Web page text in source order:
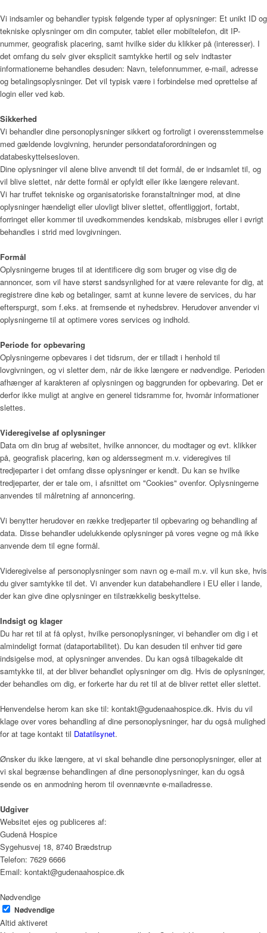
Kontakt
Menu
Vi indsamler og behandler typisk følgende typer af oplysninger: Et unikt ID og
tekniske oplysninger om din computer, tablet eller mobiltelefon, dit IP-
nummer, geografisk placering, samt hvilke sider du klikker på (interesser). I
det omfang du selv giver eksplicit samtykke hertil og selv indtaster
informationerne behandles desuden: Navn, telefonnummer, e-mail, adresse
og betalingsoplysninger. Det vil typisk være i forbindelse med oprettelse af
login eller ved køb.
Sikkerhed
Vi behandler dine personoplysninger sikkert og fortroligt i overensstemmelse
med gældende lovgivning, herunder persondataforordningen og
databeskyttelsesloven.
Dine oplysninger vil alene blive anvendt til det formål, de er indsamlet til, og
vil blive slettet, når dette formål er opfyldt eller ikke længere relevant.
Vi har truffet tekniske og organisatoriske foranstaltninger mod, at dine
oplysninger hændeligt eller ulovligt bliver slettet, offentliggjort, fortabt,
forringet eller kommer til uvedkommendes kendskab, misbruges eller i øvrigt
behandles i strid med lovgivningen.
Formål
Oplysningerne bruges til at identificere dig som bruger og vise dig de
annoncer, som vil have størst sandsynlighed for at være relevante for dig, at
registrere dine køb og betalinger, samt at kunne levere de services, du har
efterspurgt, som f.eks. at fremsende et nyhedsbrev. Herudover anvender vi
oplysningerne til at optimere vores services og indhold.
Periode for opbevaring
Oplysningerne opbevares i det tidsrum, der er tilladt i henhold til
lovgivningen, og vi sletter dem, når de ikke længere er nødvendige. Perioden
afhænger af karakteren af oplysningen og baggrunden for opbevaring. Det er
derfor ikke muligt at angive en generel tidsramme for, hvornår informationer
slettes.
Videregivelse af oplysninger
Data om din brug af websitet, hvilke annoncer, du modtager og evt. klikker
på, geografisk placering, køn og alderssegment m.v. videregives til
tredjeparter i det omfang disse oplysninger er kendt. Du kan se hvilke
tredjeparter, der er tale om, i afsnittet om "Cookies" ovenfor. Oplysningerne
anvendes til målretning af annoncering.
Vi benytter herudover en række tredjeparter til opbevaring og behandling af
data. Disse behandler udelukkende oplysninger på vores vegne og må ikke
anvende dem til egne formål.
Videregivelse af personoplysninger som navn og e-mail m.v. vil kun ske, hvis
du giver samtykke til det. Vi anvender kun databehandlere i EU eller i lande,
der kan give dine oplysninger en tilstrækkelig beskyttelse.
Indsigt og klager
Du har ret til at få oplyst, hvilke personoplysninger, vi behandler om dig i et
almindeligt format (dataportabilitet). Du kan desuden til enhver tid gøre
indsigelse mod, at oplysninger anvendes. Du kan også tilbagekalde dit
samtykke til, at der bliver behandlet oplysninger om dig. Hvis de oplysninger,
der behandles om dig, er forkerte har du ret til at de bliver rettet eller slettet.
Henvendelse herom kan ske til: kontakt@gudenaahospice.dk. Hvis du vil
klage over vores behandling af dine personoplysninger, har du også mulighed
for at tage kontakt til Datatilsynet.
Ønsker du ikke længere, at vi skal behandle dine personoplysninger, eller at
vi skal begrænse behandlingen af dine personoplysninger, kan du også
sende os en anmodning herom til ovennævnte e-mailadresse.
Udgiver
Websitet ejes og publiceres af:
Gudenå Hospice
Sygehusvej 18, 8740 Brædstrup
Telefon: 7629 6666
Email: kontakt@gudenaahospice.dk
Nødvendige
Nødvendige
Altid aktiveret